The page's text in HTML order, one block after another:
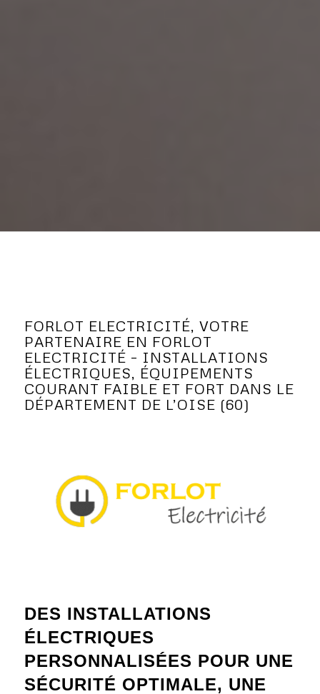
FORLOT ELECTRICITÉ, VOTRE
PARTENAIRE EN FORLOT
ELECTRICITÉ – INSTALLATIONS
ÉLECTRIQUES, ÉQUIPEMENTS
COURANT FAIBLE ET FORT DANS LE
DÉPARTEMENT DE L’OISE (60)
DES INSTALLATIONS
ÉLECTRIQUES
PERSONNALISÉES POUR UNE
SÉCURITÉ OPTIMALE, UNE